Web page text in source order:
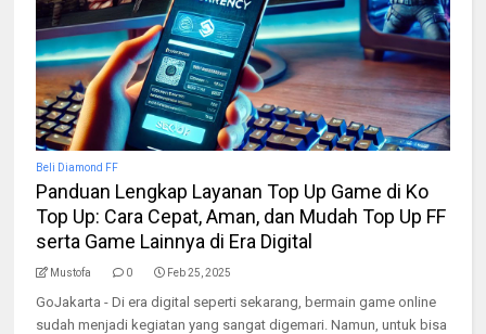
Beli Diamond FF
Panduan Lengkap Layanan Top Up Game di Ko
Top Up: Cara Cepat, Aman, dan Mudah Top Up FF
serta Game Lainnya di Era Digital
Mustofa 0 Feb 25, 2025
GoJakarta - Di era digital seperti sekarang, bermain game online
sudah menjadi kegiatan yang sangat digemari. Namun, untuk bisa